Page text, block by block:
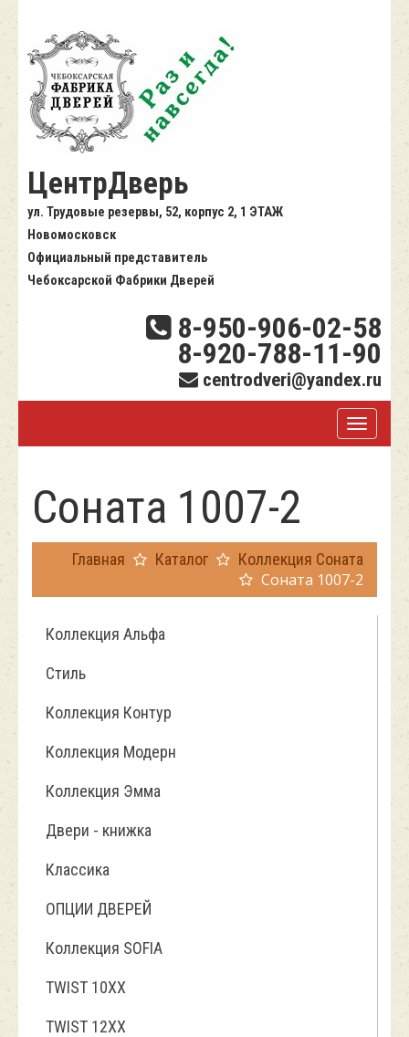
ЦентрДверь
ул. Трудовые резервы, 52, корпус 2, 1 ЭТАЖ
Новомосковск
Официальный представитель
Чебоксарской Фабрики Дверей
8-950-906-02-58
8-920-788-11-90
centrodveri@yandex.ru
Соната 1007-2
Главная Каталог Коллекция Соната
Соната 1007-2
Коллекция Альфа
Стиль
Коллекция Контур
Коллекция Модерн
Коллекция Эмма
Двери - книжка
Классика
ОПЦИИ ДВЕРЕЙ
Коллекция SOFIA
TWIST 10ХХ
TWIST 12XX